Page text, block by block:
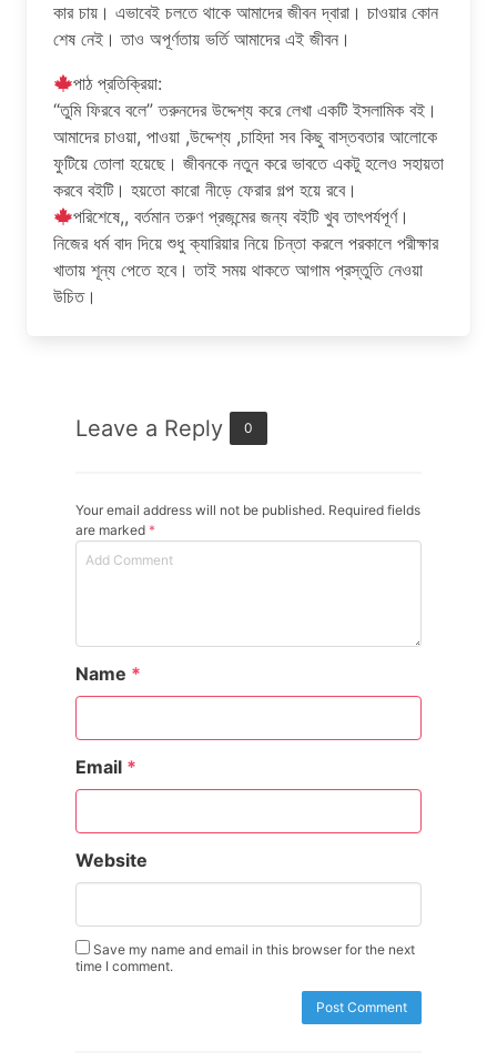
কার চায়। এভাবেই চলতে থাকে আমাদের জীবন দ্বারা। চাওয়ার কোন
শেষ নেই। তাও অপূর্ণতায় ভর্তি আমাদের এই জীবন।
পাঠ প্রতিক্রিয়া:
“তুমি ফিরবে বলে” তরুনদের উদ্দেশ্য করে লেখা একটি ইসলামিক ব‌ই।
আমাদের চাওয়া, পাওয়া ,উদ্দেশ্য ,চাহিদা সব কিছু বাস্তবতার আলোকে
ফুটিয়ে তোলা হয়েছে। জীবনকে নতুন করে ভাবতে একটু হলেও সহায়তা
করবে ব‌ইটি। হয়তো কারো নীড়ে ফেরার গল্প হয়ে রবে।
পরিশেষে,, বর্তমান তরুণ প্রজন্মের জন্য ব‌ইটি খুব তাৎপর্যপূর্ণ।
নিজের ধর্ম বাদ দিয়ে শুধু ক্যারিয়ার নিয়ে চিন্তা করলে পরকালে পরীক্ষার
খাতায় শূন্য পেতে হবে। তাই সময় থাকতে আগাম প্রস্তুতি নেওয়া
উচিত।
Leave a Reply 0
Your email address will not be published. Required fields
are marked *
Name *
Email *
Website
Save my name and email in this browser for the next
time I comment.